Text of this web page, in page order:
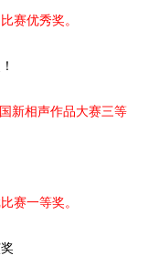
赛优秀奖。
新相声作品大赛三等
赛一等奖。